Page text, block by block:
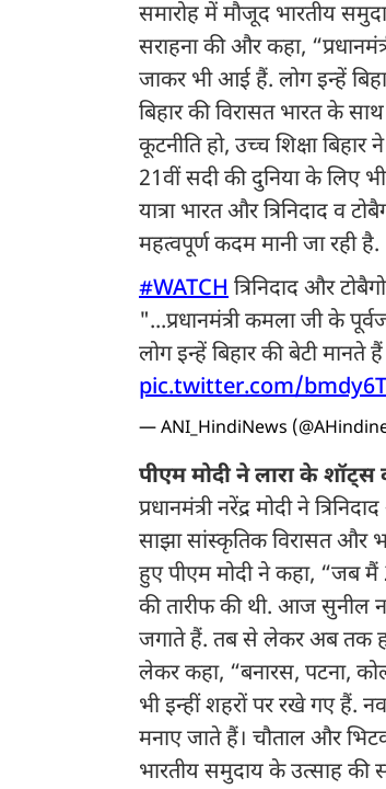
समारोह में मौजूद भारतीय
सराहना की और कहा,
जाकर भी आई हैं. लोग इन्हें
बिहार की विरासत भारत के
कूटनीति हो, उच्च शिक्षा
21वीं सदी की दुनिया के लिए
यात्रा भारत और त्रिनिदाद व
महत्वपूर्ण कदम मानी जा रही है.
#WATCHत्रिनिदाद और
"...प्रधानमंत्री कमला जी के
लोग इन्हें बिहार की बेटी
pic.twitter.com/
— ANI_HindiNews
पीएम मोदी ने लारा के शॉट्स
प्रधानमंत्री नरेंद्र मोदी ने
साझा सांस्कृतिक विरासत और
हुए पीएम मोदी ने कहा, “जब
की तारीफ की थी. आज सुनील
जगाते हैं. तब से लेकर अब तक
लेकर कहा, “बनारस, पटना,
भी इन्हीं शहरों पर रखे गए हैं.
मनाए जाते हैं। चौताल और
भारतीय समुदाय के उत्साह की